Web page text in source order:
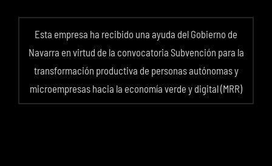
Esta empresa ha recibido una ayuda del Gobierno de
Navarra en virtud de la convocatoria Subvención para la
transformación productiva de personas autónomas y
microempresas hacia la economía verde y digital (MRR)